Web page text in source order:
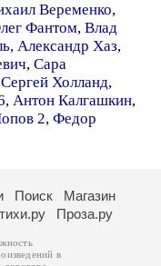
Веременко,
Фантом, Влад
, Александр Хаз,
, Сара
Сергей Холланд,
, Антон Калгашкин,
2, Федор
Поиск
Магазин
Проза.ру
в